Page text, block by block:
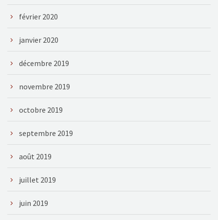
février 2020
janvier 2020
décembre 2019
novembre 2019
octobre 2019
septembre 2019
août 2019
juillet 2019
juin 2019